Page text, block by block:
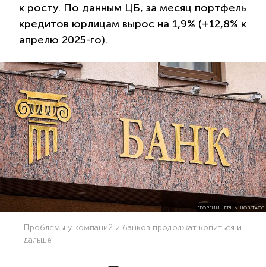
к росту. По данным ЦБ, за месяц портфель
кредитов юрлицам вырос на 1,9% (+12,8% к
апрелю 2025-го).
ГЕОРГИЙ ЧЕРНЫШОВ/ТАСС
Проблемы у компаний и банков продолжат копиться и
дальше